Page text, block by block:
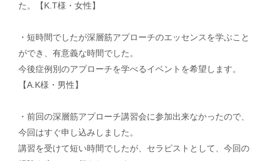
た。【K.T様・女性】
・短時間でしたが深層筋アプローチのエッセンスを学ぶこと
ができ、有意義な時間でした。
今後症例別のアプローチを学べるイベントを希望します。
【A.K様・男性】
・前回の深層筋アプローチ講習会に参加出来なかったので、
今回はすぐ申し込みしました。
講習を受けて短い時間でしたが、セラピストとして、今回の